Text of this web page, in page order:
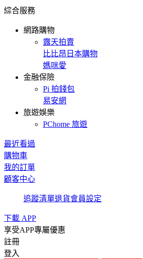
綜合服務
網路購物
露天拍賣
比比昂日本購物
媽咪愛
金融保險
Pi 拍錢包
易安網
旅遊娛樂
PChome 旅遊
最近看過
購物車
我的訂單
顧客中心
追蹤清單退貨會員設定
下載 APP
享受APP專屬優惠
註冊
登入